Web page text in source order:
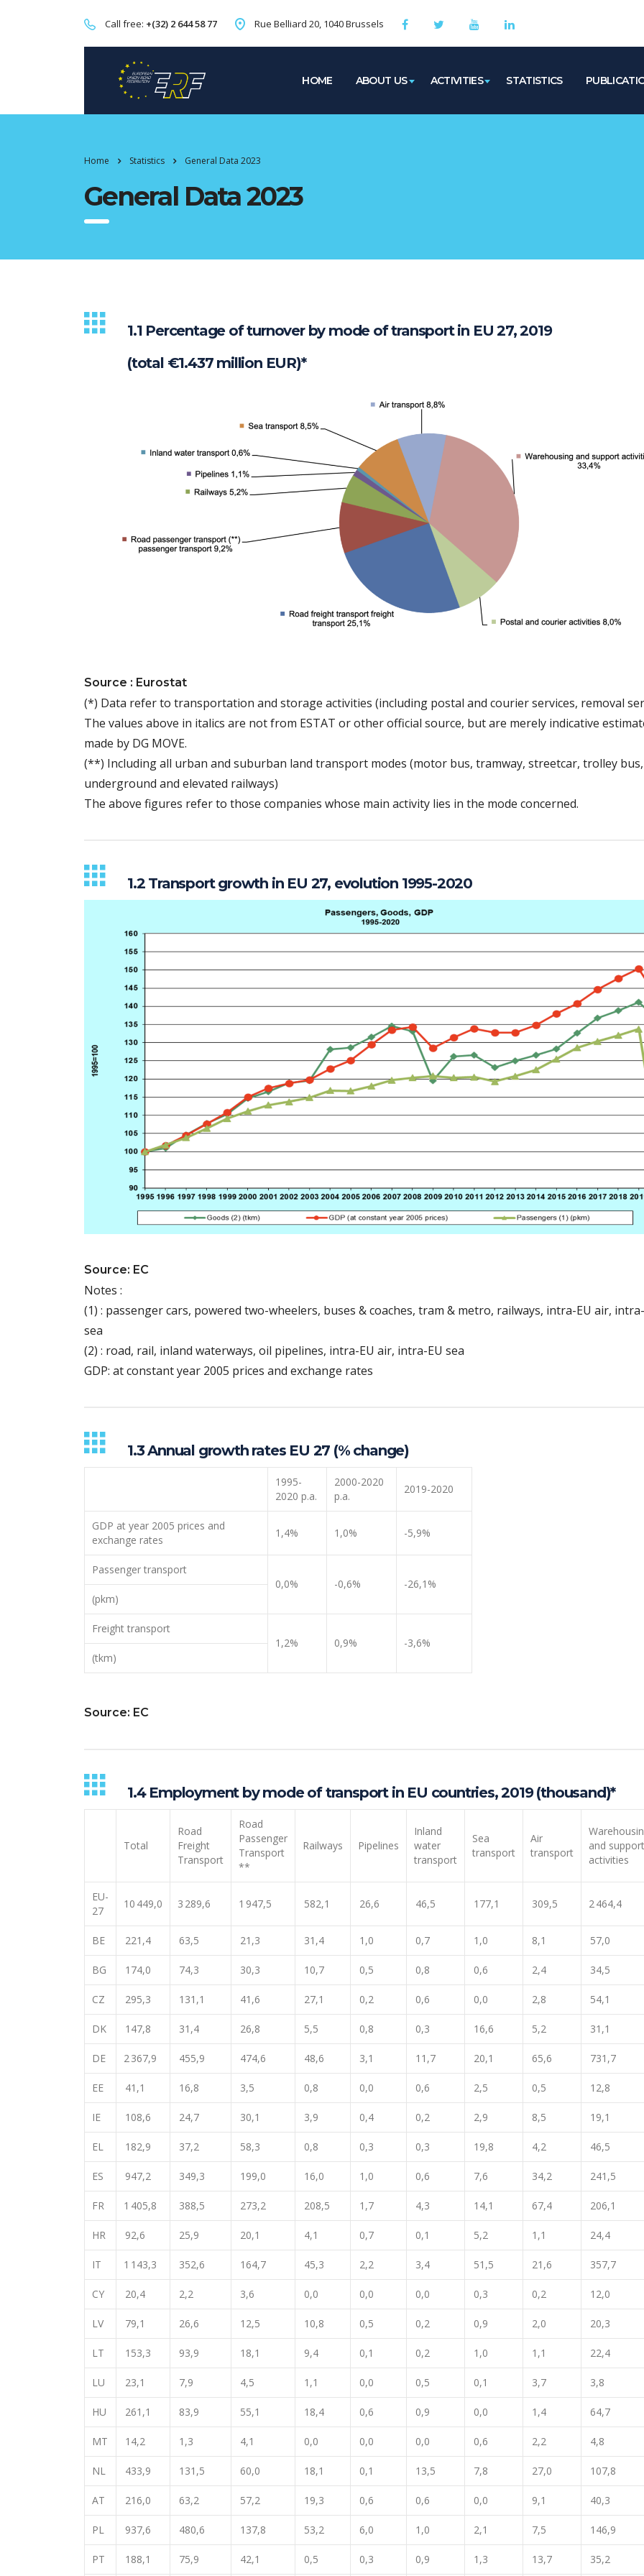
Call free: +(32) 2 644 58 77 Rue Belliard 20, 1040 Brussels
HOME ABOUT US ACTIVITIES STATISTICS
Home Statistics General Data 2023
General Data 2023
1.1 Percentage of turnover by mode of transport in EU 27, 2019
(total €1.437 million EUR)*
Source : Eurostat
(*) Data refer to transportation and storage activities (including postal and courier services, removal
The values above in italics are not from ESTAT or other official source, but are merely indicative
made by DG MOVE.
(**) Including all urban and suburban land transport modes (motor bus, tramway, streetcar, trolley bus,
underground and elevated railways)
The above figures refer to those companies whose main activity lies in the mode concerned.
1.2 Transport growth in EU 27, evolution 1995-2020
Source: EC
Notes :
(1) : passenger cars, powered two-wheelers, buses & coaches, tram & metro, railways, intra-EU air,
sea
(2) : road, rail, inland waterways, oil pipelines, intra-EU air, intra-EU sea
GDP: at constant year 2005 prices and exchange rates
1.3 Annual growth rates EU 27 (% change)
1995-
2020 p.a.
2000-2020
p.a.
2019-2020
GDP at year 2005 prices and
exchange rates
1,4% 1,0% -5,9%
Passenger transport
0,0%
-0,6%
-26,1%
(pkm)
Freight transport
1,2%
0,9%
-3,6%
(tkm)
Source: EC
1.4 Employment by mode of transport in EU countries, 2019 (thousand)*
Total
Road
Freight
Transport
Road
Passenger
Transport
**
Railways Pipelines
Inland
water
transport
Sea
transport
Air
transport
and support
activities
EU-
27
10 449,0 3 289,6 1 947,5 582,1 26,6 46,5 177,1 309,5 2 464,4
BE 221,4 63,5 21,3 31,4 1,0 0,7 1,0 8,1 57,0
BG 174,0 74,3 30,3 10,7 0,5 0,8 0,6 2,4 34,5
CZ 295,3 131,1 41,6 27,1 0,2 0,6 0,0 2,8 54,1
DK 147,8 31,4 26,8 5,5 0,8 0,3 16,6 5,2 31,1
DE 2 367,9 455,9 474,6 48,6 3,1 11,7 20,1 65,6 731,7
EE 41,1 16,8 3,5 0,8 0,0 0,6 2,5 0,5 12,8
IE 108,6 24,7 30,1 3,9 0,4 0,2 2,9 8,5 19,1
EL 182,9 37,2 58,3 0,8 0,3 0,3 19,8 4,2 46,5
ES 947,2 349,3 199,0 16,0 1,0 0,6 7,6 34,2 241,5
FR 1 405,8 388,5 273,2 208,5 1,7 4,3 14,1 67,4 206,1
HR 92,6 25,9 20,1 4,1 0,7 0,1 5,2 1,1 24,4
IT 1 143,3 352,6 164,7 45,3 2,2 3,4 51,5 21,6 357,7
CY 20,4 2,2 3,6 0,0 0,0 0,0 0,3 0,2 12,0
LV 79,1 26,6 12,5 10,8 0,5 0,2 0,9 2,0 20,3
LT 153,3 93,9 18,1 9,4 0,1 0,2 1,0 1,1 22,4
LU 23,1 7,9 4,5 1,1 0,0 0,5 0,1 3,7 3,8
HU 261,1 83,9 55,1 18,4 0,6 0,9 0,0 1,4 64,7
MT 14,2 1,3 4,1 0,0 0,0 0,0 0,6 2,2 4,8
NL 433,9 131,5 60,0 18,1 0,1 13,5 7,8 27,0 107,8
AT 216,0 63,2 57,2 19,3 0,6 0,6 0,0 9,1 40,3
PL 937,6 480,6 137,8 53,2 6,0 1,0 2,1 7,5 146,9
PT 188,1 75,9 42,1 0,5 0,3 0,9 1,3 13,7 35,2